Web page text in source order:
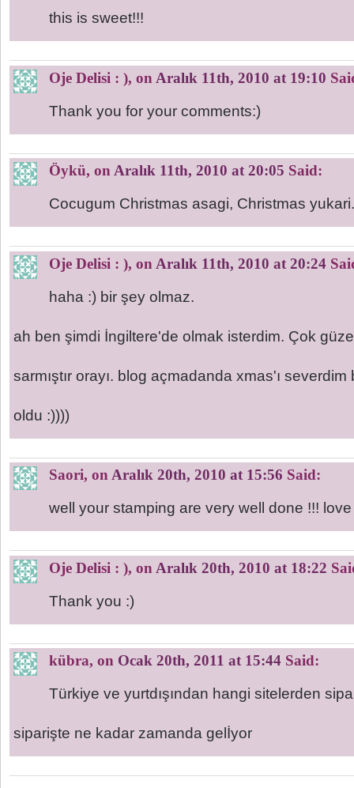
this is sweet!!!
Oje Delisi : ), on Aralık 11th, 2010 at 19:10
Thank you for your comments:)
Öykü, on Aralık 11th, 2010 at 20:05 Said:
Cocugum Christmas asagi, Christmas
Oje Delisi : ), on Aralık 11th, 2010 at 20:24
haha :) bir şey olmaz.
ah ben şimdi İngiltere'de olmak isterdim. Çok
sarmıştır orayı. blog açmadanda xmas'ı
oldu :))))
Saori, on Aralık 20th, 2010 at 15:56 Said:
well your stamping are very well done !!!
Oje Delisi : ), on Aralık 20th, 2010 at 18:22
Thank you :)
kübra, on Ocak 20th, 2011 at 15:44 Said:
Türkiye ve yurtdışından hangi sitelerden
siparişte ne kadar zamanda gelİyor